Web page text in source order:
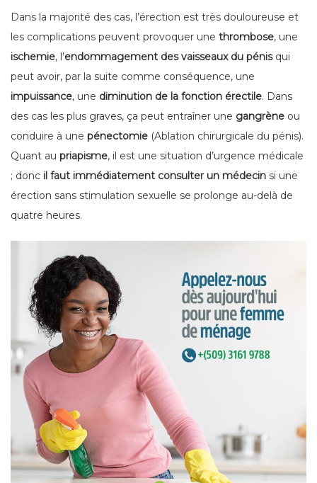
Dans la majorité des cas, l’érection est très douloureuse et
les complications peuvent provoquer une thrombose, une
ischemie, l’endommagement des vaisseaux du pénisqui
peut avoir, par la suite comme conséquence, une
impuissance, une diminution de la fonction érectile. Dans
des cas les plus graves, ça peut entraîner une gangrène ou
conduire à une pénectomie (Ablation chirurgicale du pénis).
Quant au priapisme, il est une situation d’urgence médicale
; donc il faut immédiatement consulter un médecin si une
érection sans stimulation sexuelle se prolonge au-delà de
quatre heures.